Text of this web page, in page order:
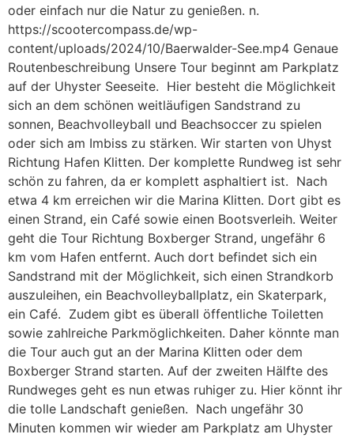
oder einfach nur die Natur zu genießen. n.
https://scootercompass.de/wp-
content/uploads/2024/10/Baerwalder-See.mp4 Genaue
Routenbeschreibung Unsere Tour beginnt am Parkplatz
auf der Uhyster Seeseite. Hier besteht die Möglichkeit
sich an dem schönen weitläufigen Sandstrand zu
sonnen, Beachvolleyball und Beachsoccer zu spielen
oder sich am Imbiss zu stärken. Wir starten von Uhyst
Richtung Hafen Klitten. Der komplette Rundweg ist sehr
schön zu fahren, da er komplett asphaltiert ist. Nach
etwa 4 km erreichen wir die Marina Klitten. Dort gibt es
einen Strand, ein Café sowie einen Bootsverleih. Weiter
geht die Tour Richtung Boxberger Strand, ungefähr 6
km vom Hafen entfernt. Auch dort befindet sich ein
Sandstrand mit der Möglichkeit, sich einen Strandkorb
auszuleihen, ein Beachvolleyballplatz, ein Skaterpark,
ein Café. Zudem gibt es überall öffentliche Toiletten
sowie zahlreiche Parkmöglichkeiten. Daher könnte man
die Tour auch gut an der Marina Klitten oder dem
Boxberger Strand starten. Auf der zweiten Hälfte des
Rundweges geht es nun etwas ruhiger zu. Hier könnt ihr
die tolle Landschaft genießen. Nach ungefähr 30
Minuten kommen wir wieder am Parkplatz am Uhyster